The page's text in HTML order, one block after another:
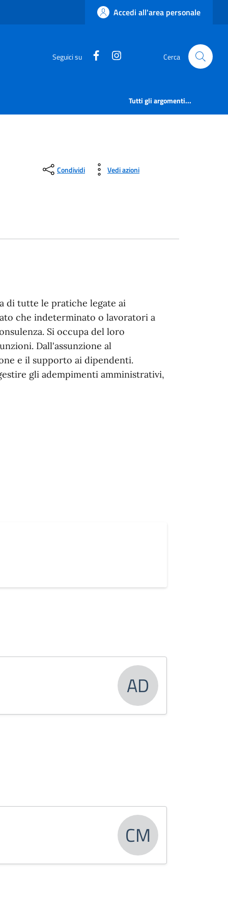
Accedi all'area personale
Seguici su https://www.facebook.com/
https:// Cerca
Tutti gli argomenti...
Condividi Vedi azioni
di tutte le pratiche legate ai
che indeterminato o lavoratori a
Si occupa del loro
Dall'assunzione al
e il supporto ai dipendenti.
gli adempimenti amministrativi,
AD
CM